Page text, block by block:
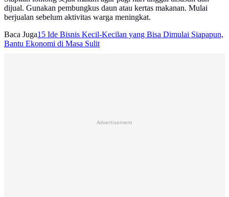
dijual. Gunakan pembungkus daun atau kertas makanan. Mulai
berjualan sebelum aktivitas warga meningkat.
Baca Juga15 Ide Bisnis Kecil-Kecilan yang Bisa Dimulai Siapapun,
Bantu Ekonomi di Masa Sulit
Advertisement